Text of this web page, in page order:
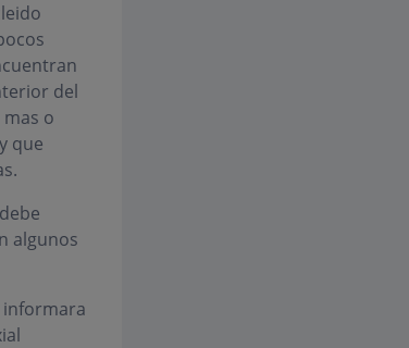
del
o
que
algunos
informara